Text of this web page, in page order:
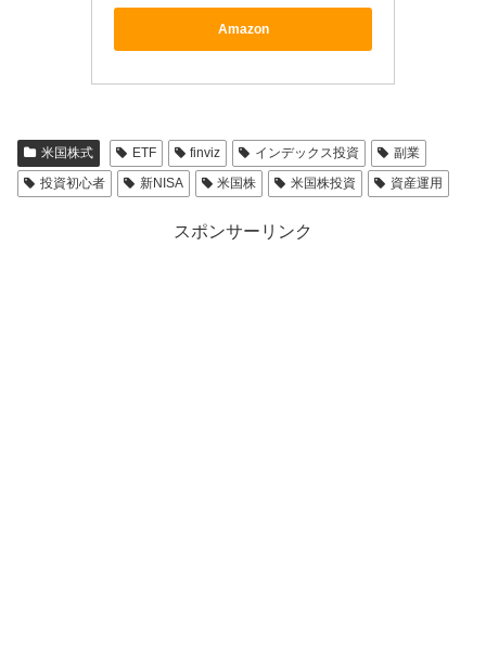
Amazon
米国株式 ETF finviz インデックス投資
副業
投資初心者
新NISA 米国株 米国株投資 資産運用
スポンサーリンク